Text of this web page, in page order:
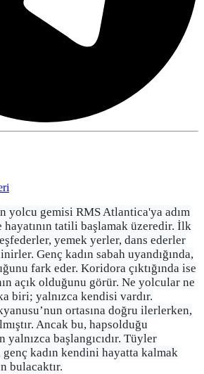
yolcu gemisi RMS Atlantica'ya adım
hayatının tatili başlamak üzeredir. İlk
yemek yerler, dans ederler
Genç kadın sabah uyandığında,
fark eder. Koridora çıktığında ise
açık olduğunu görür. Ne yolcular ne
biri; yalnızca kendisi vardır.
ortasına doğru ilerlerken,
Ancak bu, hapsolduğu
başlangıcıdır. Tüyler
kadın kendini hayatta kalmak
bulacaktır.